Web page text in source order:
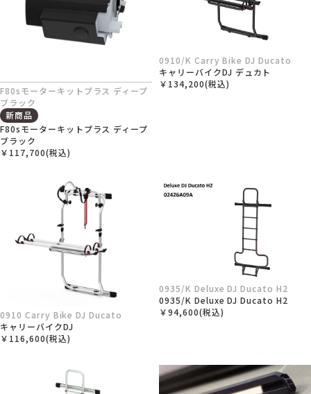
F80sモーターキットプラス ディープ
ブラック
新商品
F80sモーターキットプラス ディープ
ブラック
￥117,700(税込)
0910/K Carry Bike DJ Ducato
キャリーバイクDJ デュカト
￥134,200(税込)
0910 Carry Bike DJ Ducato
キャリーバイクDJ
￥116,600(税込)
0935/K Deluxe DJ Ducato H2
0935/K Deluxe DJ Ducato H2
￥94,600(税込)